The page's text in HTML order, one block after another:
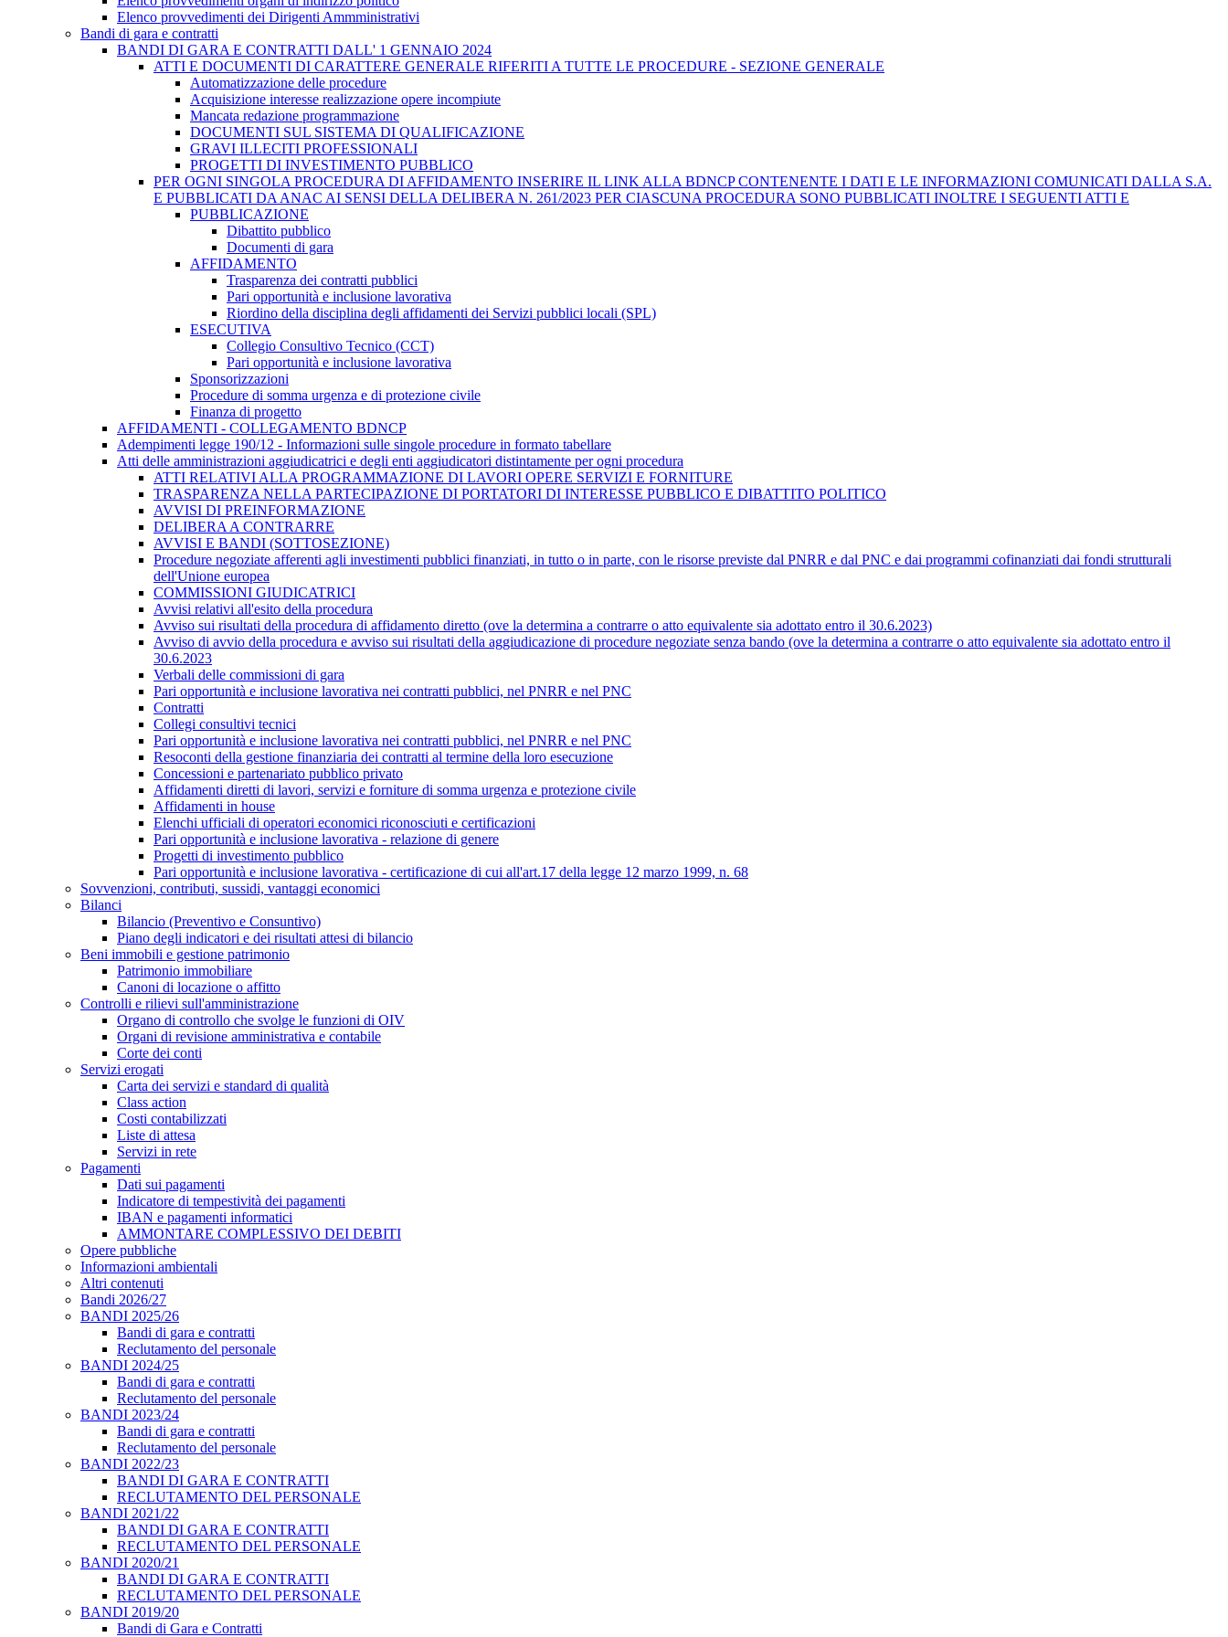
Elenco provvedimenti dei Dirigenti Ammministrativi
Bandi di gara e contratti
BANDI DI GARA E CONTRATTI DALL' 1 GENNAIO 2024
ATTI E DOCUMENTI DI CARATTERE GENERALE RIFERITI A TUTTE LE PROCEDURE - SEZIONE GENERALE
Automatizzazione delle procedure
Acquisizione interesse realizzazione opere incompiute
Mancata redazione programmazione
DOCUMENTI SUL SISTEMA DI QUALIFICAZIONE
GRAVI ILLECITI PROFESSIONALI
PROGETTI DI INVESTIMENTO PUBBLICO
PER OGNI SINGOLA PROCEDURA DI AFFIDAMENTO INSERIRE IL LINK ALLA BDNCP CONTENENTE I DATI E LE INFORMAZIONI COMUNICATI DALLA S.A.
E PUBBLICATI DA ANAC AI SENSI DELLA DELIBERA N. 261/2023 PER CIASCUNA PROCEDURA SONO PUBBLICATI INOLTRE I SEGUENTI ATTI E
PUBBLICAZIONE
Dibattito pubblico
Documenti di gara
AFFIDAMENTO
Trasparenza dei contratti pubblici
Pari opportunità e inclusione lavorativa
Riordino della disciplina degli affidamenti dei Servizi pubblici locali (SPL)
ESECUTIVA
Collegio Consultivo Tecnico (CCT)
Pari opportunità e inclusione lavorativa
Sponsorizzazioni
Procedure di somma urgenza e di protezione civile
Finanza di progetto
AFFIDAMENTI - COLLEGAMENTO BDNCP
Adempimenti legge 190/12 - Informazioni sulle singole procedure in formato tabellare
Atti delle amministrazioni aggiudicatrici e degli enti aggiudicatori distintamente per ogni procedura
ATTI RELATIVI ALLA PROGRAMMAZIONE DI LAVORI OPERE SERVIZI E FORNITURE
TRASPARENZA NELLA PARTECIPAZIONE DI PORTATORI DI INTERESSE PUBBLICO E DIBATTITO POLITICO
AVVISI DI PREINFORMAZIONE
DELIBERA A CONTRARRE
AVVISI E BANDI (SOTTOSEZIONE)
Procedure negoziate afferenti agli investimenti pubblici finanziati, in tutto o in parte, con le risorse previste dal PNRR e dal PNC e dai programmi cofinanziati dai fondi strutturali
dell'Unione europea
COMMISSIONI GIUDICATRICI
Avvisi relativi all'esito della procedura
Avviso sui risultati della procedura di affidamento diretto (ove la determina a contrarre o atto equivalente sia adottato entro il 30.6.2023)
Avviso di avvio della procedura e avviso sui risultati della aggiudicazione di procedure negoziate senza bando (ove la determina a contrarre o atto equivalente sia adottato entro il
30.6.2023
Verbali delle commissioni di gara
Pari opportunità e inclusione lavorativa nei contratti pubblici, nel PNRR e nel PNC
Contratti
Collegi consultivi tecnici
Pari opportunità e inclusione lavorativa nei contratti pubblici, nel PNRR e nel PNC
Resoconti della gestione finanziaria dei contratti al termine della loro esecuzione
Concessioni e partenariato pubblico privato
Affidamenti diretti di lavori, servizi e forniture di somma urgenza e protezione civile
Affidamenti in house
Elenchi ufficiali di operatori economici riconosciuti e certificazioni
Pari opportunità e inclusione lavorativa - relazione di genere
Progetti di investimento pubblico
Pari opportunità e inclusione lavorativa - certificazione di cui all'art.17 della legge 12 marzo 1999, n. 68
Sovvenzioni, contributi, sussidi, vantaggi economici
Bilanci
Bilancio (Preventivo e Consuntivo)
Piano degli indicatori e dei risultati attesi di bilancio
Beni immobili e gestione patrimonio
Patrimonio immobiliare
Canoni di locazione o affitto
Controlli e rilievi sull'amministrazione
Organo di controllo che svolge le funzioni di OIV
Organi di revisione amministrativa e contabile
Corte dei conti
Servizi erogati
Carta dei servizi e standard di qualità
Class action
Costi contabilizzati
Liste di attesa
Servizi in rete
Pagamenti
Dati sui pagamenti
Indicatore di tempestività dei pagamenti
IBAN e pagamenti informatici
AMMONTARE COMPLESSIVO DEI DEBITI
Opere pubbliche
Informazioni ambientali
Altri contenuti
Bandi 2026/27
BANDI 2025/26
Bandi di gara e contratti
Reclutamento del personale
BANDI 2024/25
Bandi di gara e contratti
Reclutamento del personale
BANDI 2023/24
Bandi di gara e contratti
Reclutamento del personale
BANDI 2022/23
BANDI DI GARA E CONTRATTI
RECLUTAMENTO DEL PERSONALE
BANDI 2021/22
BANDI DI GARA E CONTRATTI
RECLUTAMENTO DEL PERSONALE
BANDI 2020/21
BANDI DI GARA E CONTRATTI
RECLUTAMENTO DEL PERSONALE
BANDI 2019/20
Bandi di Gara e Contratti